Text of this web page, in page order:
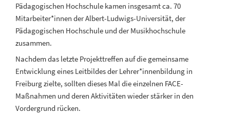
Pädagogischen Hochschule kamen insgesamt ca. 70
Mitarbeiter*innen der Albert-Ludwigs-Universität, der
Pädagogischen Hochschule und der Musikhochschule
zusammen.
Nachdem das letzte Projekttreffen auf die gemeinsame
Entwicklung eines Leitbildes der Lehrer*innenbildung in
Freiburg zielte, sollten dieses Mal die einzelnen FACE-
Maßnahmen und deren Aktivitäten wieder stärker in den
Vordergrund rücken.